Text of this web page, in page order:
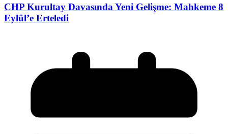
CHP Kurultay Davasında Yeni Gelişme: Mahkeme 8
Eylül’e Erteledi